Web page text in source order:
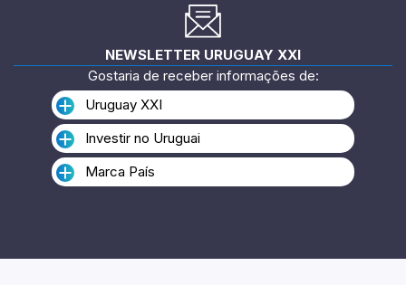
NEWSLETTER URUGUAY XXI
Gostaria de receber informações de:
Uruguay XXI
Investir no Uruguai
Marca País